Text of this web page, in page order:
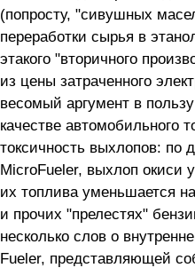
(попросту, "сивушных
переработки сырья в
этакого "вторичного
из цены затраченного
весомый аргумент в
качестве автомобильного
токсичность выхлопов: по
MicroFueler, выхлоп окиси
их топлива уменьшается
и прочих "прелестях"
несколько слов о
Fueler, представляющей